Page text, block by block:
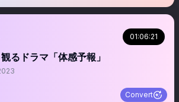
輩に恋してる【ドラマ特区公式】毎週木曜放送
01:06:21
るドラマ「体感予報」
Convert